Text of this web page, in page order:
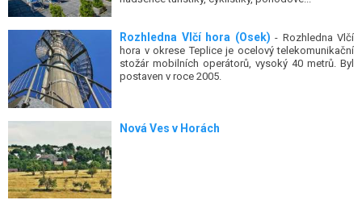
Rozhledna Vlčí hora (Osek) - Rozhledna Vlčí
hora v okrese Teplice je ocelový telekomunikační
stožár mobilních operátorů, vysoký 40 metrů. Byl
postaven v roce 2005.
Nová Ves v Horách